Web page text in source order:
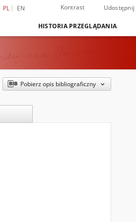
PL EN Kontrast Udostępnij
HISTORIA PRZEGLĄDANIA
Pobierz opis bibliograficzny